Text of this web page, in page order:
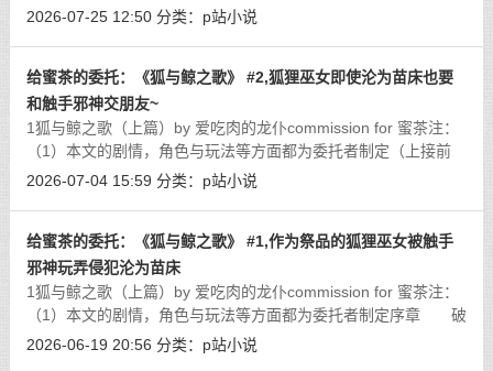
委托者的设定，本文只是系列故事其中的一篇，所以剧情上会显
2026-07-25 12:50 分类： p站小说
给蜜茶的委托：《狐与鲸之歌》 #2,狐狸巫女即使沦为苗床也要
和触手邪神交朋友~
1狐与鲸之歌（上篇）by 爱吃肉的龙仆commission for 蜜茶注：
（1）本文的剧情，角色与玩法等方面都为委托者制定（上接前
文） 高潮的欢声消融在黑暗中，神殿陷入一片死寂。被绑在
2026-07-04 15:59 分类： p站小说
给蜜茶的委托：《狐与鲸之歌》 #1,作为祭品的狐狸巫女被触手
邪神玩弄侵犯沦为苗床
1狐与鲸之歌（上篇）by 爱吃肉的龙仆commission for 蜜茶注：
（1）本文的剧情，角色与玩法等方面都为委托者制定序章 破
晓时分，在通往海边祭坛的土路上，数十只兽人正簇拥着一辆马
2026-06-19 20:56 分类： p站小说